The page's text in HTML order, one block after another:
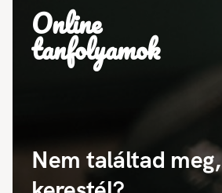
Online
tanfolyamok
Nem találtad